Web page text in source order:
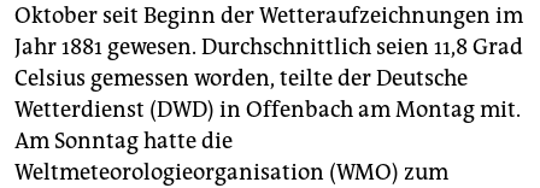
unterstützen
abo
genossenschaft
epaper login
Oktober seit Beginn der Wetteraufzeichnungen im
Jahr 1881 gewesen. Durchschnittlich seien 11,8 Grad
Celsius gemessen worden, teilte der Deutsche
Wetterdienst (DWD) in Offenbach am Montag mit.
Am Sonntag hatte die
Weltmeteorologieorganisation (WMO) zum